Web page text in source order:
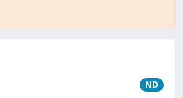
ND